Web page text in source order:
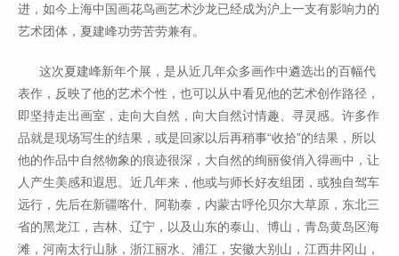
进，如今上海中国画花鸟画艺术沙龙已经成为沪上一支有影响力的
艺术团体，夏建峰功劳苦劳兼有。
这次夏建峰新年个展，是从近几年众多画作中遴选出的百幅代
表作，反映了他的艺术个性，也可以从中看见他的艺术创作路径，
即坚持走出画室，走向大自然，向大自然讨情趣、寻灵感。许多作
品就是现场写生的结果，或是回家以后再稍事“收拾”的结果，所以
他的作品中自然物象的痕迹很深，大自然的绚丽俊俏入得画中，让
人产生美感和遐思。近几年来，他或与师长好友组团，或独自驾车
远行，先后在新疆喀什、阿勒泰，内蒙古呼伦贝尔大草原，东北三
省的黑龙江，吉林、辽宁，以及山东的泰山、博山，青岛黄岛区海
滩，河南太行山脉，浙江丽水、浦江，安徽大别山，江西井冈山，